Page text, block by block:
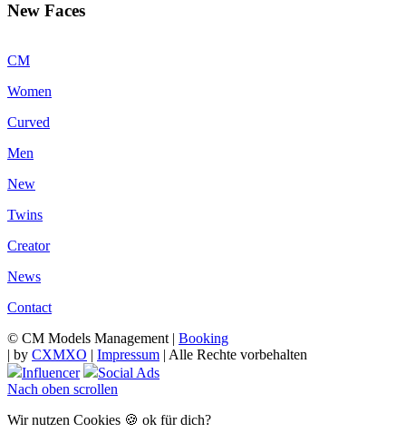
New Faces
CM
Women
Curved
Men
New
Twins
Creator
News
Contact
© CM Models Management | Booking
| by CXMXO | Impressum | Alle Rechte vorbehalten
Influencer
Social Ads
Nach oben scrollen
Wir nutzen Cookies 🍪 ok für dich?